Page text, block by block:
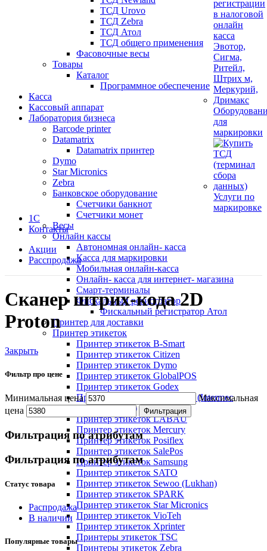
ТСД Urovo
ТСД Zebra
ТСД Атол
ТСД общего применения
Фасовочные весы
Товары
Каталог
Программное обеспечение
Касса
Кассовый аппарат
Лаборатория бизнеса
Barcode printer
Datamatrix
Datamatrix принтер
Dymo
Star Micronics
Zebra
Банковское оборудование
Счетчики банкнот
Счетчики монет
Весы
Онлайн кассы
Автономная онлайн- касса
Касса для маркировки
Мобильная онлайн-касса
Онлайн- касса для интернет- магазина
Смарт-терминалы
Фискальный регистратор
Фискальный регистратор Атол
Принтер для доставки
Принтер этикеток
Принтер этикеток B-Smart
Принтер этикеток Citizen
Принтер этикеток Dymo
Принтер этикеток GlobalPOS
Принтер этикеток Godex
Принтер этикеток Honeywell (Intermec
Datamax)
Принтер этикеток LABAU
Принтер этикеток Mercury
Принтер этикеток Posiflex
Принтер этикеток SalePos
Принтер этикеток Samsung
Принтер этикеток SATO
Принтер этикеток Sewoo (Lukhan)
Принтер этикеток SPARK
Принтер этикеток Star Micronics
Принтер этикеток VioTeh
Принтер этикеток Xprinter
Принтеры этикеток TSC
Принтеры этикеток Zebra
для
маркировки
Услуги по
маркировке
1С
Контакты
Акции
Расспродажа
Сканер штрих-кода 2D
Proton
Закрыть
Фильтр про цене
Минимальная цена
Максимальная
цена
Фильтрация
Фильтрация по атрибутам
Фильтрация по атрибутам
Статус товара
Распродажа
В наличии
Популярные товары